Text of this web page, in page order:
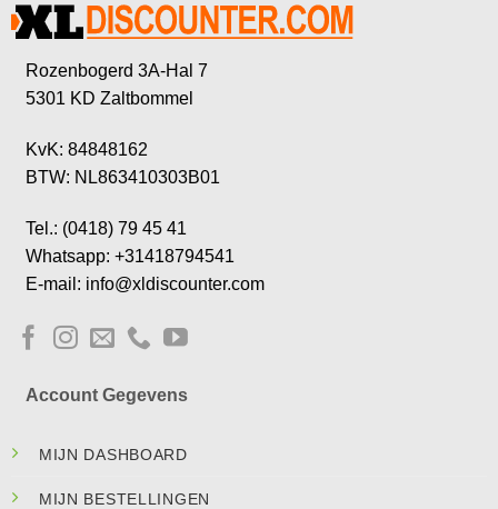
Rozenbogerd 3A-Hal 7
5301 KD Zaltbommel
KvK: 84848162
BTW: NL863410303B01
Tel.: (0418) 79 45 41
Whatsapp: +31418794541
E-mail: info@xldiscounter.com
Account Gegevens
MIJN DASHBOARD
MIJN BESTELLINGEN